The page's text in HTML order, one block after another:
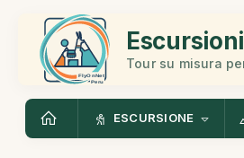
Tour su misura
ESCURSIONE